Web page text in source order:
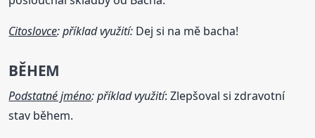
Citoslovce: příklad využití: Dej si na mě bacha!
BĚHEM
Podstatné jméno: příklad využití: Zlepšoval si zdravotní
stav během.